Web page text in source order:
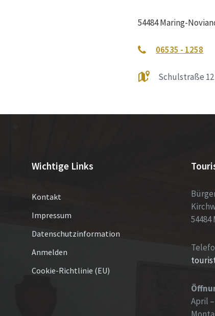
54484 Maring-
06535 - 1258
Schulstraße
Wichtige Links
Kontakt
Impressum
Datenschutzinformation
Anmelden
Cookie-Richtlinie (EU)
April